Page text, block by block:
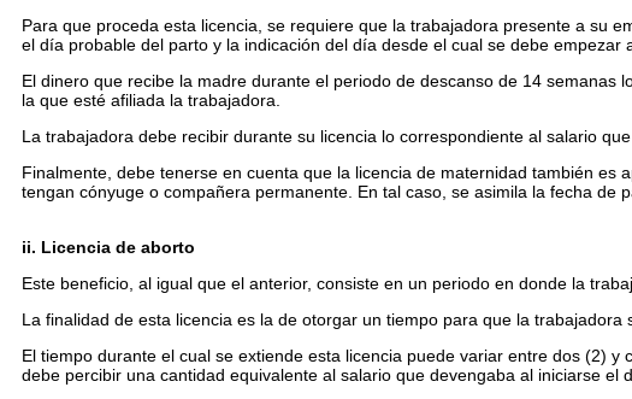
Para que proceda esta licencia, se requiere que la trabajadora presente a su
el día probable del parto y la indicación del día desde el cual se debe empezar
El dinero que recibe la madre durante el periodo de descanso de 14
la que esté afiliada la trabajadora.
La trabajadora debe recibir durante su licencia lo correspondiente al salario
Finalmente, debe tenerse en cuenta que la licencia de maternidad también
tengan cónyuge o compañera permanente. En tal caso, se asimila la fecha de
ii. Licencia de aborto
Este beneficio, al igual que el anterior, consiste en un periodo en donde la
La finalidad de esta licencia es la de otorgar un tiempo para que la
El tiempo durante el cual se extiende esta licencia puede variar entre dos (2)
debe percibir una cantidad equivalente al salario que devengaba al iniciarse el